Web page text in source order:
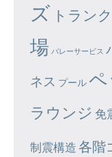
ズ トラン
場 バレーサービス
ネス プール
ラウンジ 免
制震構造 各階